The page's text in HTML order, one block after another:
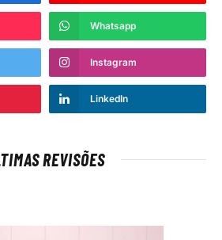
Whatsapp
Instagram
LinkedIn
REVISÕES